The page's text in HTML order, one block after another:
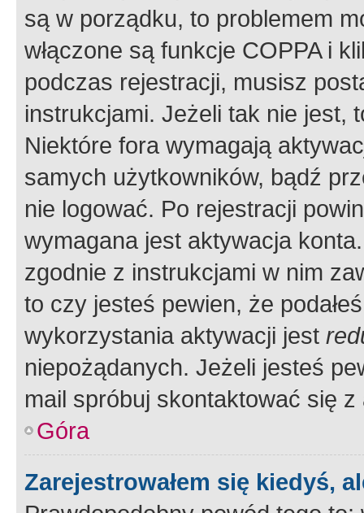
są w porządku, to problemem
włączone są funkcje COPPA i
podczas rejestracji, musisz
instrukcjami. Jeżeli tak nie jest,
Niektóre fora wymagają
samych użytkowników, bądź
nie logować. Po rejestracji
wymagana jest aktywacja
zgodnie z instrukcjami w nim
to czy jesteś pewien, że
wykorzystania aktywacji jest
niepożądanych. Jeżeli jesteś
mail spróbuj skontaktować się
Góra
Zarejestrowałem się kiedyś,